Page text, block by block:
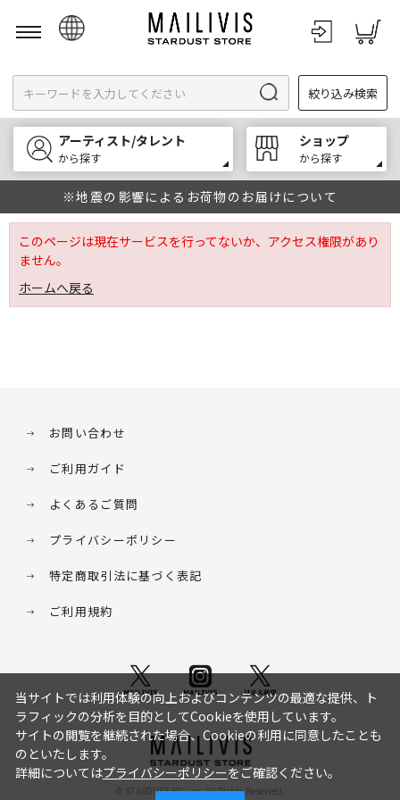
English
한국어
中文
絞り込み検索
アーティスト/タレント
から探す
ショップ
から探す
※地震の影響によるお荷物のお届けについて
このページは現在サービスを行ってないか、アクセス権限があり
ません。
ホームへ戻る
お問い合わせ
ご利用ガイド
よくあるご質問
プライバシーポリシー
特定商取引法に基づく表記
ご利用規約
© STARDUST HD. inc. All Rights Reserved.
当サイトでは利用体験の向上およびコンテンツの最適な提供、ト
ラフィックの分析を目的としてCookieを使用しています。
サイトの閲覧を継続された場合、Cookieの利用に同意したことも
のといたします。
詳細についてはプライバシーポリシーをご確認ください。